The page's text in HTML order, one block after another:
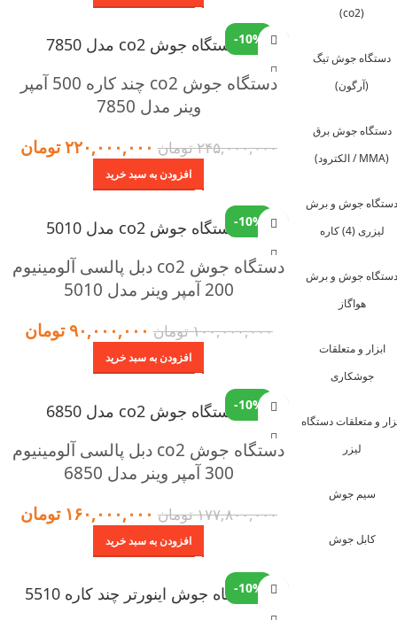
(co2)
دستگاه جوش تیگ
(آرگون)
دستگاه جوش برق
(MMA / الکترود)
جوش و برش
لیزری (4) کاره
جوش و برش
هواگاز
ابزار و متعلقات
جوشکاری
و متعلقات دستگاه
لیزر
سیم جوش
کابل جوش
-10%
دستگاه جوش co2 چند کاره 500 آمپر
وینر مدل 7850
۲۴۵,۰۰۰,۰۰۰تومان ۲۲۰,۰۰۰,۰۰۰تومان
افزودن به سبد خرید
-10%
دستگاه جوش co2 دبل پالسی آلومینیوم
200 آمپر وینر مدل 5010
۱۰۰,۰۰۰,۰۰۰تومان ۹۰,۰۰۰,۰۰۰ تومان
افزودن به سبد خرید
-10%
دستگاه جوش co2 دبل پالسی آلومینیوم
300 آمپر وینر مدل 6850
۱۷۷,۸۰۰,۰۰۰تومان ۱۶۰,۰۰۰,۰۰۰ تومان
افزودن به سبد خرید
-10%